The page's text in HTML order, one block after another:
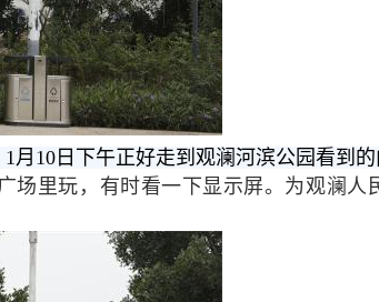
月10日下午正好走到观澜河滨公园看到的
场里玩，有时看一下显示屏。为观澜人